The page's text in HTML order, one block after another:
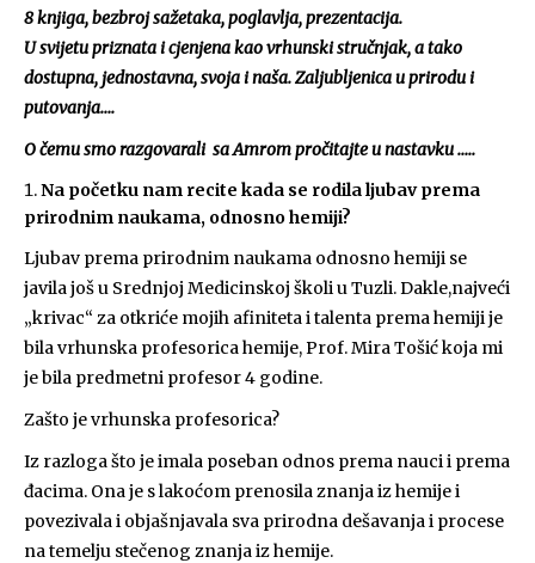
8 knjiga, bezbroj sažetaka, poglavlja, prezentacija.
U svijetu priznata i cjenjena kao vrhunski stručnjak, a tako
dostupna, jednostavna, svoja i naša. Zaljubljenica u prirodu i
putovanja….
O čemu smo razgovarali sa Amrom pročitajte u nastavku …..
Na početku nam recite kada se rodila ljubav prema
prirodnim naukama, odnosno hemiji?
Ljubav prema prirodnim naukama odnosno hemiji se
javila još u Srednjoj Medicinskoj školi u Tuzli. Dakle,najveći
„krivac“ za otkriće mojih afiniteta i talenta prema hemiji je
bila vrhunska profesorica hemije, Prof. Mira Tošić koja mi
je bila predmetni profesor 4 godine.
Zašto je vrhunska profesorica?
Iz razloga što je imala poseban odnos prema nauci i prema
đacima. Ona je s lakoćom prenosila znanja iz hemije i
povezivala i objašnjavala sva prirodna dešavanja i procese
na temelju stečenog znanja iz hemije.